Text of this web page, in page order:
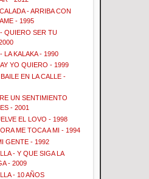
- ARRIBA CON
- 1995
QUIERO SER TU
LA KALAKA - 1990
AY YO QUIERO - 1999
EN LA CALLE -
UN SENTIMIENTO
- 2001
EL LOVO - 1998
ME TOCA A MI - 1994
GENTE - 1992
- Y QUE SIGA LA
- 2009
- 10 AÑOS